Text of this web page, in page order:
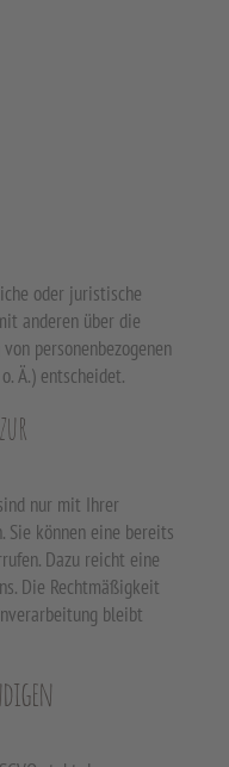
oder juristische
anderen über die
personenbezogenen
Ä.) entscheidet.
nur mit Ihrer
Sie können eine bereits
Dazu reicht eine
Die Rechtmäßigkeit
bleibt